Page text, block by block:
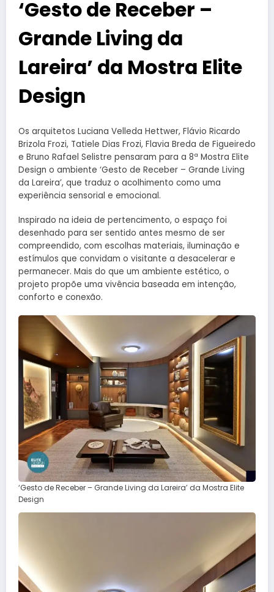
‘Gesto de Receber –
Grande Living da
Lareira’ da Mostra Elite
Design
Os arquitetos Luciana Velleda Hettwer, Flávio Ricardo
Brizola Frozi, Tatiele Dias Frozi, Flavia Breda de Figueiredo
e Bruno Rafael Selistre pensaram para a 8ª Mostra Elite
Design o ambiente ‘Gesto de Receber – Grande Living
da Lareira’, que traduz o acolhimento como uma
experiência sensorial e emocional.
Inspirado na ideia de pertencimento, o espaço foi
desenhado para ser sentido antes mesmo de ser
compreendido, com escolhas materiais, iluminação e
estímulos que convidam o visitante a desacelerar e
permanecer. Mais do que um ambiente estético, o
projeto propõe uma vivência baseada em intenção,
conforto e conexão.
‘Gesto de Receber – Grande Living da Lareira’ da Mostra Elite
Design